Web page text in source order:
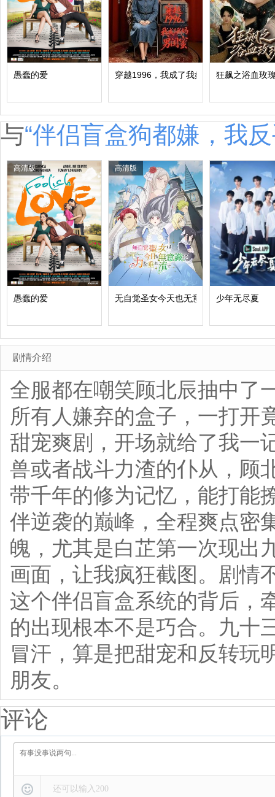
愚蠢的爱 穿越1996，我成了我妈男闺蜜狂飙之浴血玫
与“伴侣盲盒狗都嫌，我
愚蠢的爱
高清版
无自觉圣女今天也无意识地释放力量
高清版
少年无尽夏
剧情介绍
全服都在嘲笑顾北辰抽中了
所有人嫌弃的盒子，一打开
甜宠爽剧，开场就给了我一
兽或者战斗力渣的仆从，顾
带千年的修为记忆，能打能
伴逆袭的巅峰，全程爽点密
魄，尤其是白芷第一次现出
画面，让我疯狂截图。剧
这个伴侣盲盒系统的背后，
的出现根本不是巧合。九十
冒汗，算是把甜宠和反转玩
朋友。
评论
还可以输入 200